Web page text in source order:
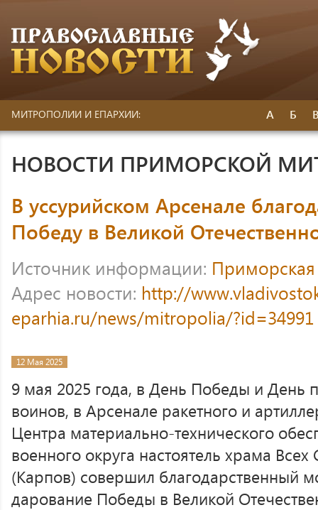
МИТРОПОЛИИ И ЕПАРХИИ: А Б
НОВОСТИ ПРИМОРСКОЙ
В уссурийском Арсенале
Победу в Великой
Источник информации:
Адрес новости: http://
eparhia.ru/news/mitropolia/?id=34991
12 Мая 2025
9 мая 2025 года, в День Победы и День
воинов, в Арсенале ракетного и
Центра материально-технического
военного округа настоятель храма
(Карпов) совершил благодарственный
дарование Победы в Великой